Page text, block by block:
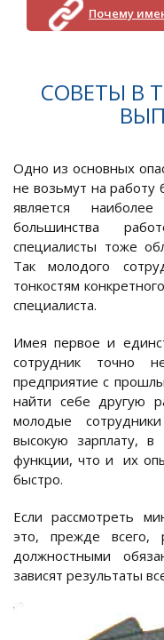
Почему
СОВЕТЫ В
Одно из основных
не возьмут на работу
является наиболее
большинства
специалисты тоже
Так молодого
тонкостям
специалиста.
Имея первое и
сотрудник точно
предприятие с
найти себе другую
молодые
высокую зарплату,
функции, что и их
быстро.
Если рассмотреть
это, прежде всего,
должностными
зависят результаты